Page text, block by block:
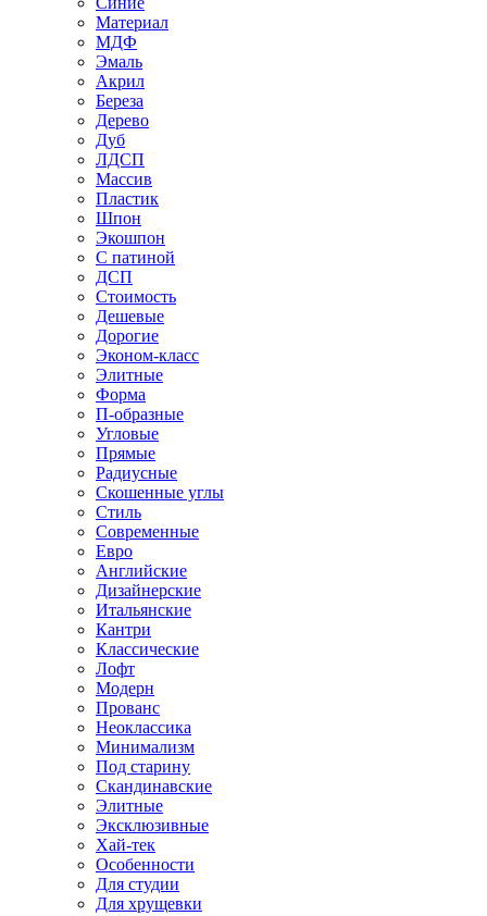
Материал
МДФ
Эмаль
Акрил
Береза
Дерево
Дуб
ЛДСП
Массив
Пластик
Шпон
Экошпон
С патиной
ДСП
Стоимость
Дешевые
Дорогие
Эконом-класс
Элитные
Форма
П-образные
Угловые
Прямые
Радиусные
Скошенные углы
Стиль
Современные
Евро
Английские
Дизайнерские
Итальянские
Кантри
Классические
Лофт
Модерн
Прованс
Неоклассика
Минимализм
Под старину
Скандинавские
Элитные
Эксклюзивные
Хай-тек
Особенности
Для студии
Для хрущевки